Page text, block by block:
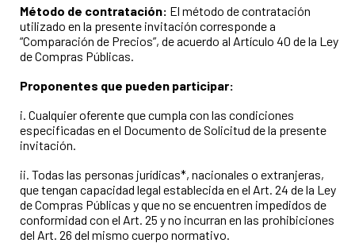
Método de contratación: El método de contratación
utilizado en la presente invitación corresponde a
“Comparación de Precios”, de acuerdo al Artículo 40 de la Ley
de Compras Públicas.
Proponentes que pueden participar:
i. Cualquier oferente que cumpla con las condiciones
especificadas en el Documento de Solicitud de la presente
invitación.
ii. Todas las personas jurídicas*, nacionales o extranjeras,
que tengan capacidad legal establecida en el Art. 24 de la Ley
de Compras Públicas y que no se encuentren impedidos de
conformidad con el Art. 25 y no incurran en las prohibiciones
del Art. 26 del mismo cuerpo normativo.